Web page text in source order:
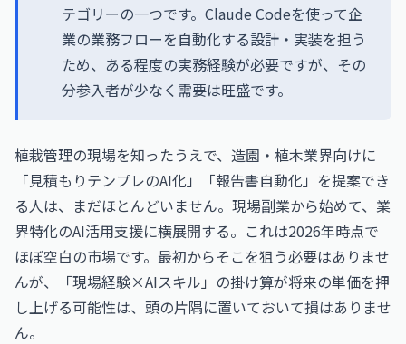
テゴリーの一つです。Claude Codeを使って企
業の業務フローを自動化する設計・実装を担う
ため、ある程度の実務経験が必要ですが、その
分参入者が少なく需要は旺盛です。
植栽管理の現場を知ったうえで、造園・植木業界向けに
「見積もりテンプレのAI化」「報告書自動化」を提案でき
る人は、まだほとんどいません。現場副業から始めて、業
界特化のAI活用支援に横展開する。これは2026年時点で
ほぼ空白の市場です。最初からそこを狙う必要はありませ
んが、「現場経験×AIスキル」の掛け算が将来の単価を押
し上げる可能性は、頭の片隅に置いておいて損はありませ
ん。